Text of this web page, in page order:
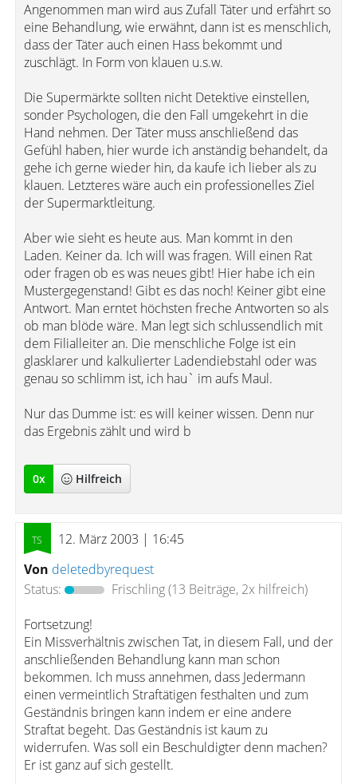
Angenommen man wird aus Zufall Täter und erfährt so
eine Behandlung, wie erwähnt, dann ist es menschlich,
dass der Täter auch einen Hass bekommt und
zuschlägt. In Form von klauen u.s.w.
Die Supermärkte sollten nicht Detektive einstellen,
sonder Psychologen, die den Fall umgekehrt in die
Hand nehmen. Der Täter muss anschließend das
Gefühl haben, hier wurde ich anständig behandelt, da
gehe ich gerne wieder hin, da kaufe ich lieber als zu
klauen. Letzteres wäre auch ein professionelles Ziel
der Supermarktleitung.
Aber wie sieht es heute aus. Man kommt in den
Laden. Keiner da. Ich will was fragen. Will einen Rat
oder fragen ob es was neues gibt! Hier habe ich ein
Mustergegenstand! Gibt es das noch! Keiner gibt eine
Antwort. Man erntet höchsten freche Antworten so als
ob man blöde wäre. Man legt sich schlussendlich mit
dem Filialleiter an. Die menschliche Folge ist ein
glasklarer und kalkulierter Ladendiebstahl oder was
genau so schlimm ist, ich hau` im aufs Maul.
Nur das Dumme ist: es will keiner wissen. Denn nur
das Ergebnis zählt und wird b
0x Hilfreich
12. März 2003 | 16:45
Von deletedbyrequest
Status:
Frischling(13 Beiträge, 2x hilfreich)
Fortsetzung!
Ein Missverhältnis zwischen Tat, in diesem Fall, und der
anschließenden Behandlung kann man schon
bekommen. Ich muss annehmen, dass Jedermann
einen vermeintlich Straftätigen festhalten und zum
Geständnis bringen kann indem er eine andere
Straftat begeht. Das Geständnis ist kaum zu
widerrufen. Was soll ein Beschuldigter denn machen?
Er ist ganz auf sich gestellt.